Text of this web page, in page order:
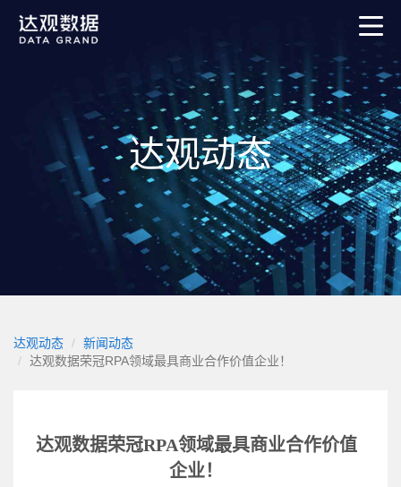
达观动态
达观动态
新闻动态
达观数据荣冠RPA领域最具商业合作价值企业！
达观数据荣冠RPA领域最具商业合作价值
企业！